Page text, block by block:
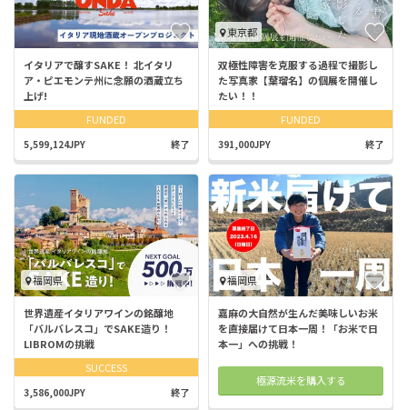
イタリアで醸すSAKE！ 北イタリ
ア・ピエモンテ州に念願の酒蔵立ち
上げ!
FUNDED
5,599,124JPY 終了
東京都
双極性障害を克服する過程で撮影し
た写真家【葉瑠名】の個展を開催し
たい！！
FUNDED
391,000JPY 終了
福岡県
世界遺産イタリアワインの銘醸地
「バルバレスコ」でSAKE造り！
LIBROMの挑戦
SUCCESS
3,586,000JPY 終了
福岡県
嘉麻の大自然が生んだ美味しいお米
を直接届けて日本一周！「お米で日
本一」への挑戦！
極源流米を購入する